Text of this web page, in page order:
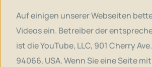
Auf einigen unserer Webseiten
Videos ein. Betreiber der
ist die YouTube, LLC, 901 Cherry
94066, USA. Wenn Sie eine Seite